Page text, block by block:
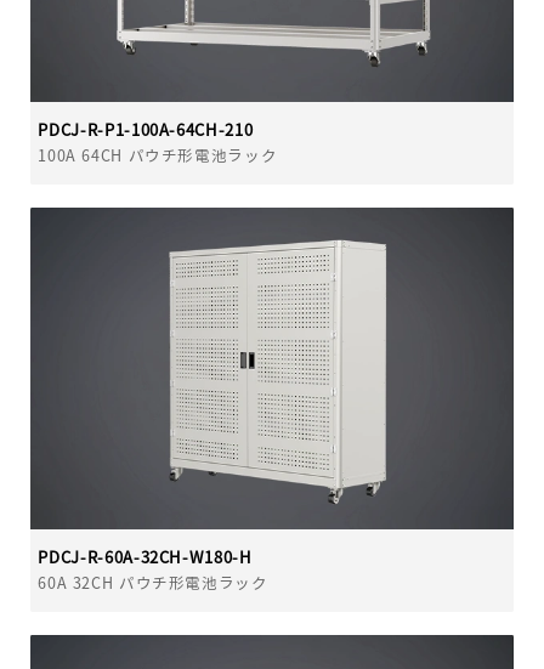
PDCJ-R-P1-100A-64CH-210
100A 64CH パウチ形電池ラック
PDCJ-R-60A-32CH-W180-H
60A 32CH パウチ形電池ラック